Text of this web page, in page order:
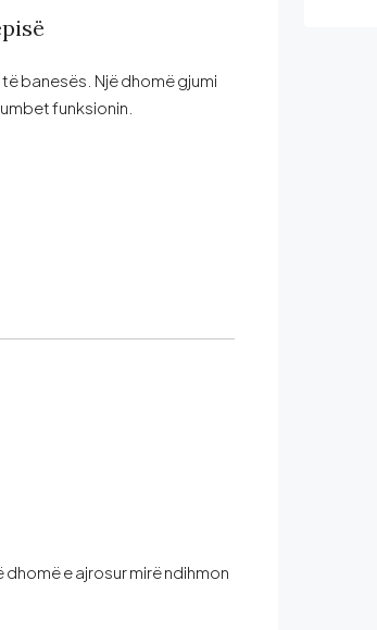
banesës. Një dhomë gjumi
funksionin.
e ajrosur mirë ndihmon